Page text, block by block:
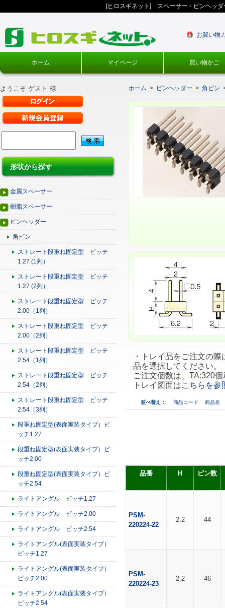
[ヒロスギネット] スペーサー・ピンヘッ
お買い物
ホーム マイページ 買い物かご
ようこそ ゲスト 様
形状から探す
金属スペーサー
樹脂スペーサー
ピンヘッダー
角ピン
ストレート段重ね固定型 ピッチ
1.27 (1列）
ストレート段重ね固定型 ピッチ
1.27 (2列）
ストレート段重ね固定型 ピッチ
2.00（1列）
ストレート段重ね固定型 ピッチ
2.00（2列）
ストレート段重ね固定型 ピッチ
2.54（1列）
ストレート段重ね固定型 ピッチ
2.54（2列）
ストレート段重ね固定型 ピッチ
2.54（3列）
段重ね固定型(表面実装タイプ）ピ
ッチ1.27
段重ね固定型(表面実装タイプ）ピ
ッチ2.00
段重ね固定型(表面実装タイプ）ピ
ッチ2.54
ライトアングル ピッチ1.27
ライトアングル ピッチ2.00
ライトアングル ピッチ2.54
ライトアングル(表面実装タイプ）
ピッチ1.27
ライトアングル(表面実装タイプ）
ピッチ2.00
ライトアングル(表面実装タイプ）
ピッチ2.54
ホーム > ピンヘッダー > 角ピン
・トレイ品をご注文の
品を選択してください。
ご注文個数は、TA:320
トレイ図面はこちらを参
並べ替え： 商品コード 商品名
品番 H ピン数
PSM-
220224-22
2.2 44
PSM-
220224-23
2.2 46